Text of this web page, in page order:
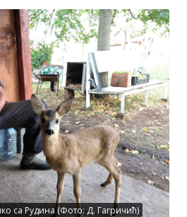
са Рудина (Фото: Д. Гагричић)